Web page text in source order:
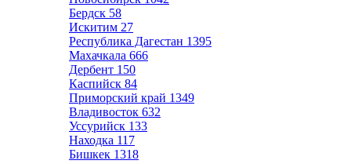
Бердск 58
Искитим 27
Республика Дагестан 1395
Махачкала 666
Дербент 150
Каспийск 84
Приморский край 1349
Владивосток 632
Уссурийск 133
Находка 117
Бишкек 1318